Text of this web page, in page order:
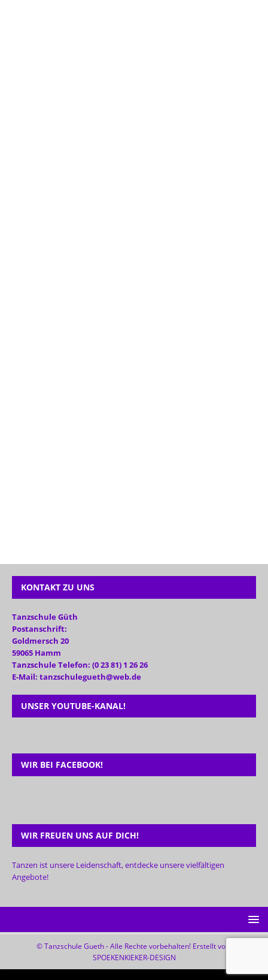
KONTAKT ZU UNS
Tanzschule Güth
Postanschrift:
Goldmersch 20
59065 Hamm
Tanzschule Telefon: (0 23 81) 1 26 26
E-Mail: tanzschulegueth@web.de
UNSER YOUTUBE-KANAL!
WIR BEI FACEBOOK!
WIR FREUEN UNS AUF DICH!
Tanzen ist unsere Leidenschaft, entdecke unsere vielfältigen
Angebote!
© Tanzschule Gueth - Alle Rechte vorbehalten! Erstellt von:
SPOEKENKIEKER-DESIGN